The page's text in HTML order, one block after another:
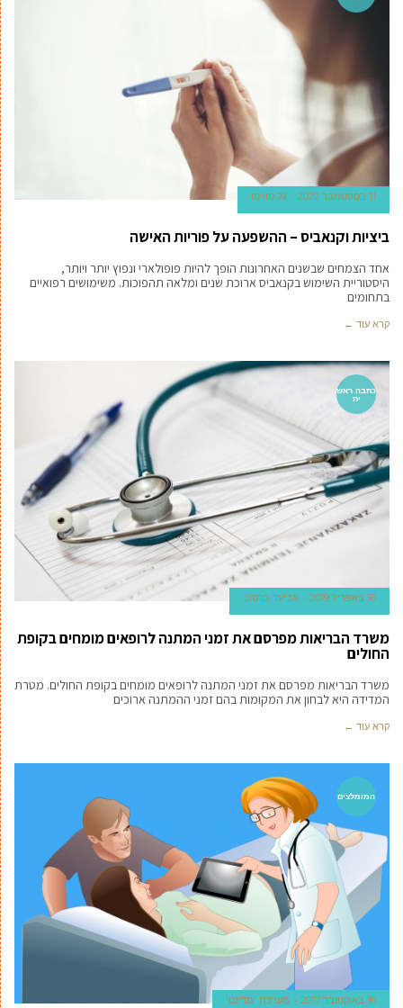
11 בספטמבר 2022 גל טוויטו
ביציות וקנאביס – ההשפעה על פוריות האישה
אחד הצמחים שבשנים האחרונות הופך להיות פופולארי ונפוץ יותר ויותר,
היסטוריית השימוש בקנאביס ארוכת שנים ומלאה תהפוכות. משימושים רפואיים
בתחומים
קרא עוד ←
כתבה ראש
ית
16 באפריל 2019 אביעד ברטוב
משרד הבריאות מפרסם את זמני המתנה לרופאים מומחים בקופת
החולים
משרד הבריאות מפרסם את זמני המתנה לרופאים מומחים בקופת החולים. מטרת
המדידה היא לבחון את המקומות בהם זמני ההמתנה ארוכים
קרא עוד ←
המומלצים
16 באוקטובר 2017 מערכת 'מדינט'